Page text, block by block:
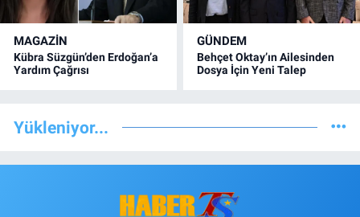
MAGAZİN
Kübra Süzgün’den Erdoğan’a
Yardım Çağrısı
GÜNDEM
Behçet Oktay’ın Ailesinden
Dosya İçin Yeni Talep
Yükleniyor...